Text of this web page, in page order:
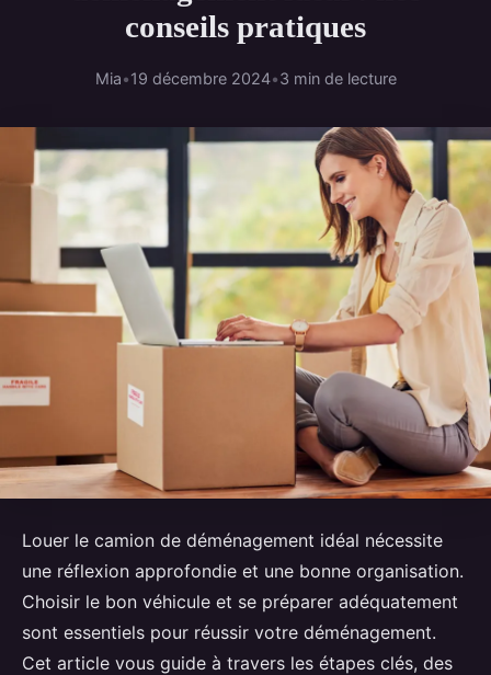
conseils pratiques
Mia•19 décembre 2024•3 min de lecture
Louer le camion de déménagement idéal nécessite
une réflexion approfondie et une bonne organisation.
Choisir le bon véhicule et se préparer adéquatement
sont essentiels pour réussir votre déménagement.
Cet article vous guide à travers les étapes clés, des